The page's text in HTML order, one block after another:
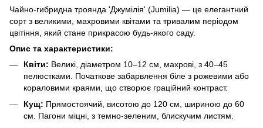
Чайно-гибридна троянда 'Джумілія' (Jumilia) — це елегантний
сорт з великими, махровими квітами та тривалим періодом
цвітіння, який стане прикрасою будь-якого саду.
Опис та характеристики:
Квіти: Великі, діаметром 10–12 см, махрові, з 40–45
пелюстками. Початкове забарвлення біле з рожевими або
кораловими краями, що створює граційний контраст.
Кущ: Прямостоячий, висотою до 120 см, шириною до 60
см. Пагони міцні, з темно-зеленим, блискучим листям.